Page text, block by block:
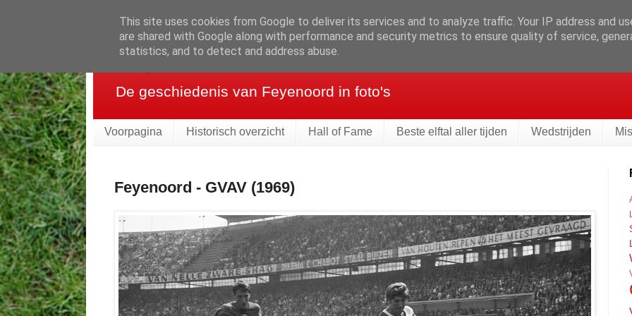
Feyenoord in beeld
De geschiedenis van Feyenoord in foto's
Voorpagina Historisch overzicht Hall of Fame Beste elftal aller tijden Wedstrijden
Feyenoord - GVAV (1969)
This site uses cookies from Google to deliver its services and to analyze traffic. Your IP address and
are shared with Google along with performance and security metrics to ensure quality of service,
statistics, and to detect and address abuse.